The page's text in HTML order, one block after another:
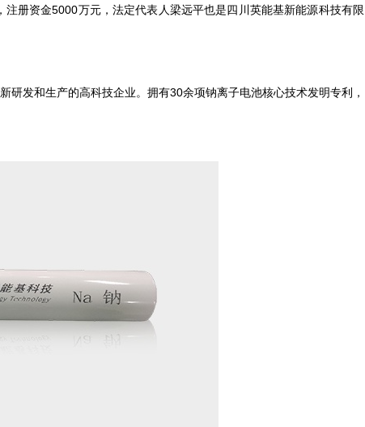
册资金5000万元，法定代表人梁远平也是四川英能基新能源科技有限
发和生产的高科技企业。拥有30余项钠离子电池核心技术发明专利，